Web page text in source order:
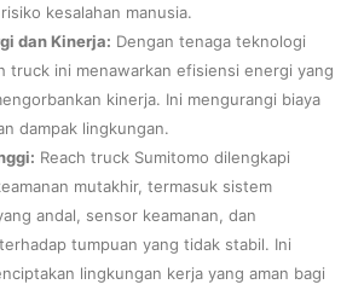
kesalahan manusia.
dan Kinerja: Dengan tenaga teknologi
truck ini menawarkan efisiensi energi yang
kinerja. Ini mengurangi biaya
dampak lingkungan.
Reach truck Sumitomo dilengkapi
mutakhir, termasuk sistem
andal, sensor keamanan, dan
tumpuan yang tidak stabil. Ini
lingkungan kerja yang aman bagi